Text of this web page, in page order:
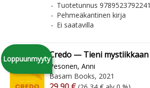
Tuotetunnus 9789523792241
Pehmeäkantinen kirja
Ei saatavilla
LoppuunmyytyCredo — Tieni mystiikkaan
Pesonen, Anni
Basam Books, 2021
Arvonlisäverollinen hinta
Arvonlisäveroton hinta